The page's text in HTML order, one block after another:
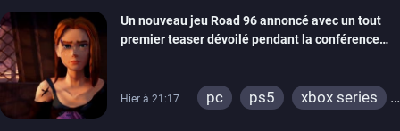
xbox one
switch 2
Un nouveau jeu Road 96 annoncé avec un tout
premier teaser dévoilé pendant la conférence
Hier à 21:17 pc ps5
xbox series